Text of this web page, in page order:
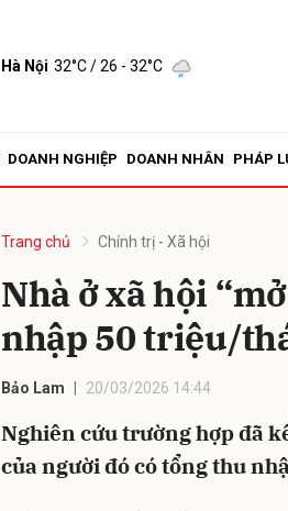
Hà Nội 32°C/ 26 - 32°C
DOANH NGHIỆP DOANH NHÂN PHÁP
Trang chủ Chính trị - Xã hội
Nhà ở xã hội
nhập 50 triệu/
Bảo Lam 20/03/2026 14:44
Nghiên cứu trường hợp đã
của người đó có tổng thu